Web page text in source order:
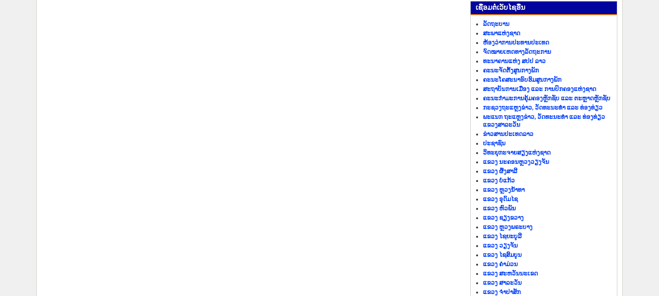
​ເຊື່ອມ​ຕໍ່​ເວັບ​ໄຊ​ອື່ນ
ລັດ​ຖະ​ບານ
ສະພາແຫ່ງຊາດ
ຫ້ອງວ່າການປະທານປະເທດ
ຈົດໝາຍເຫດທາງລັດຖະການ
ທະນາຄານແຫ່ງ ສປປ ລາວ
ຄະນະຈັດຕັ້ງສູນກາງພັກ
ຄະນະໂຄສະນາອົບຮົມສູນກາງພັກ
ສະຖາບັນການເມືອງ ແລະ ການປົກຄອງແຫ່ງຊາດ
ຄະນະ​ກຳມະການ​ຄຸ້ມ​ຄອງ​ຫຼັກ​ຊັບ ແລະ ຕະຫຼາດຫຼັກຊັບ
ກະຊວງຖະແຫຼງຂ່າວ, ວັດທະນະທຳ ແລະ ທ່ອງທ່ຽວ
ພະແນກ ຖະແຫຼງຂ່າວ, ວັດທະນະທຳ ແລະ ທ່ອງທ່ຽວ
ແຂວງສາລະວັນ
ຂ່າວ​ສານ​ປະ​ເທດ​ລາວ
ປະ​ຊາ​ຊົນ
ວິທະຍຸກະຈາຍສຽງແຫ່ງຊາດ
ແຂວງ ນະ​ຄອນຫຼວງວຽງ​ຈັນ
ແຂວງ ຜົ້ງ​ສາ​ລີ
ແຂວງ ບໍ່​ແກ້ວ
ແຂວງ ຫຼວງນໍ້າທາ
ແຂວງ ອຸດົມໄຊ
ແຂວງ ຫົວພັນ
ແຂວງ ຊຽງຂວາງ
ແຂວງ ຫຼວງພຣະບາງ
ແຂວງ ໄຊຍະບູລີ
ແຂວງ ວຽງຈັນ
ແຂວງ ໄຊສົມບູນ
ແຂວງ ຄຳມ່ວນ
ແຂວງ ສະຫວັນນະເຂດ
ແຂວງ ສາລະວັນ
ແຂວງ ຈຳປາສັກ